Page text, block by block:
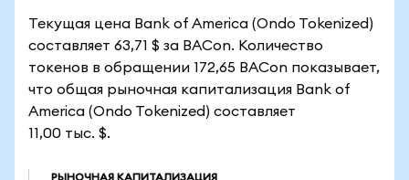
Текущая цена Bank of America (Ondo Tokenized)
составляет 63,71 $ за BACon. Количество
токенов в обращении 172,65 BACon показывает,
что общая рыночная капитализация Bank of
America (Ondo Tokenized) составляет
11,00 тыс. $.
РЫНОЧНАЯ КАПИТАЛИЗАЦИЯ